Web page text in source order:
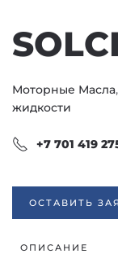
Моторные Масла,
жидкости
+7 701 419
ОСТАВИТЬ
ОПИСАНИЕ